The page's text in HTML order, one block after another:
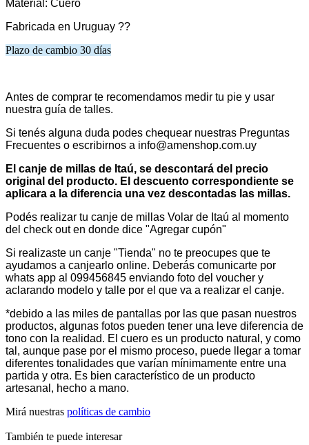
Material: Cuero
Fabricada en Uruguay ??
Plazo de cambio 30 días
Antes de comprar te recomendamos medir tu pie y usar
nuestra guía de talles.
Si tenés alguna duda podes chequear nuestras Preguntas
Frecuentes o escribirnos a info@amenshop.com.uy
El canje de millas de Itaú, se descontará del precio
original del producto. El descuento correspondiente se
aplicara a la diferencia una vez descontadas las millas.
Podés realizar tu canje de millas Volar de Itaú al momento
del check out en donde dice "Agregar cupón"
Si realizaste un canje "Tienda" no te preocupes que te
ayudamos a canjearlo online. Deberás comunicarte por
whats app al 099456845 enviando foto del voucher y
aclarando modelo y talle por el que va a realizar el canje.
*debido a las miles de pantallas por las que pasan nuestros
productos, algunas fotos pueden tener una leve diferencia de
tono con la realidad. El cuero es un producto natural, y como
tal, aunque pase por el mismo proceso, puede llegar a tomar
diferentes tonalidades que varían mínimamente entre una
partida y otra. Es bien característico de un producto
artesanal, hecho a mano.
Mirá nuestras políticas de cambio
También te puede interesar